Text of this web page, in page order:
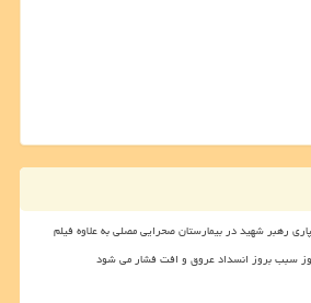
سبب بروز انسداد عروق و افت فشار می شود